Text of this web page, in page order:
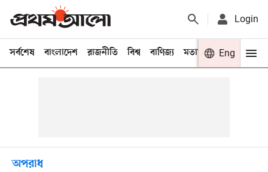
Login
সর্বশেষ বাংলাদেশ রাজনীতি বিশ্ব বাণিজ্য মতামত খেলা
Eng
অপরাধ